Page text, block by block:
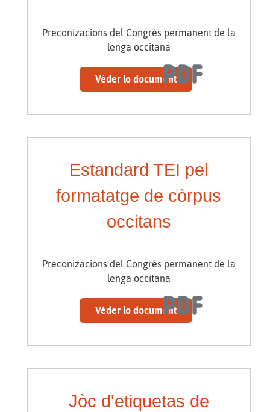
Preconizacions del Congrès permanent de la
lenga occitana
Véder lo document
Estandard TEI pel
formatatge de còrpus
occitans
Preconizacions del Congrès permanent de la
lenga occitana
Véder lo document
Jòc d'etiquetas de